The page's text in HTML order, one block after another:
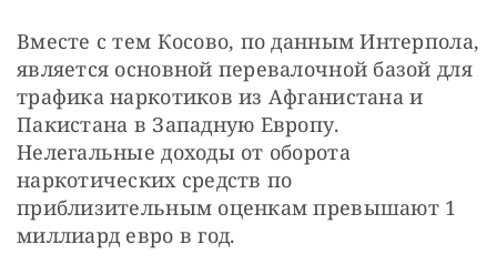
Вместе с тем Косово, по данным Интерпола,
является основной перевалочной базой для
трафика наркотиков из Афганистана и
Пакистана в Западную Европу.
Нелегальные доходы от оборота
наркотических средств по
приблизительным оценкам превышают 1
миллиард евро в год.